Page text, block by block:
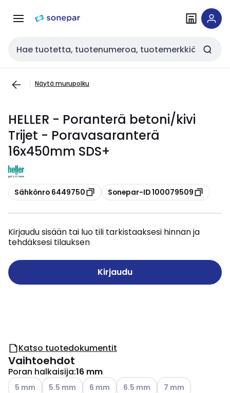
navigointiinsisältöön
Haku
Näytä murupolku
HELLER - Poranterä betoni/kivi
Trijet - Poravasaranterä
16x450mm SDS+
Kopioi
Sähkönro 6449750 Kopioi
Sonepar-ID 100079509
Kirjaudu sisään tai luo tili tarkistaaksesi hinnan ja
tehdäksesi tilauksen
Kirjaudu
Katso tuotedokumentit
Vaihtoehdot
Poran halkaisija:16 mm
Katso käytettävissä olevat vaihtoehdot
5 mm Katso käytettävissä olevat vaihtoehdot
5.5 mm Katso käytettävissä olevat vaihtoehdot
6 mm Katso käytettävissä olevat
6.5 mm Katso
7 mm